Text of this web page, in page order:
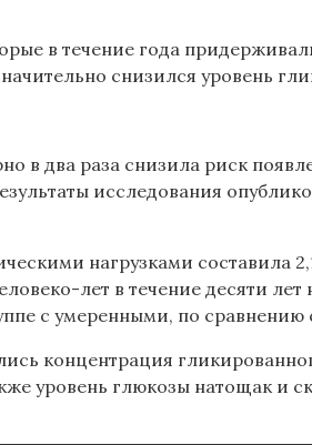
в течение года
снизился уровень
два раза снизила риск
исследования
нагрузками составила
лет в течение десяти
с умеренными, по сравнению
концентрация
уровень глюкозы натощак и